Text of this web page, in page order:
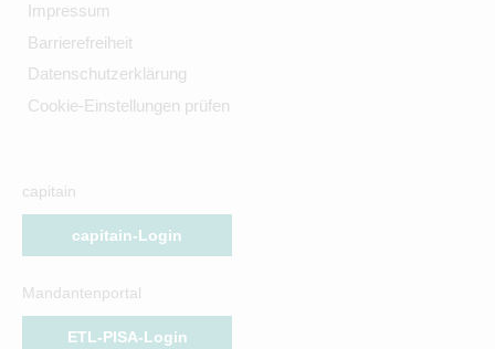
Impressum
Barrierefreiheit
Datenschutzerklärung
Cookie-Einstellungen prüfen
capitain
capitain-Login
Mandantenportal
ETL-PISA-Login